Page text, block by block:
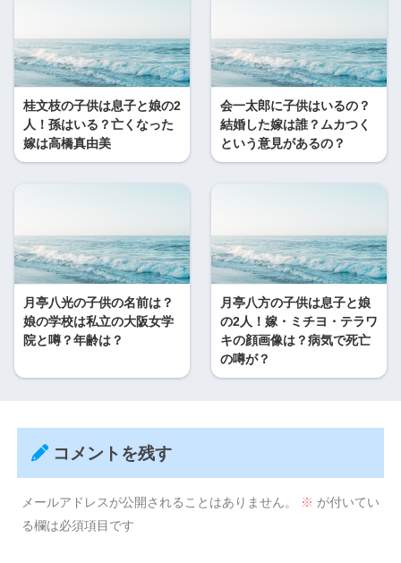
桂文枝の子供は息子と娘の2
人！孫はいる？亡くなった
嫁は高橋真由美
会一太郎に子供はいるの？
結婚した嫁は誰？ムカつく
という意見があるの？
月亭八光の子供の名前は？
娘の学校は私立の大阪女学
院と噂？年齢は？
月亭八方の子供は息子と娘
の2人！嫁・ミチヨ・テラワ
キの顔画像は？病気で死亡
の噂が？
コメントを残す
メールアドレスが公開されることはありません。 ※ が付いてい
る欄は必須項目です